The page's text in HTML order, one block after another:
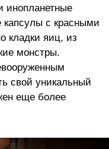
инопланетные
капсулы с красными
кладки яиц, из
монстры.
свой уникальный
еще более